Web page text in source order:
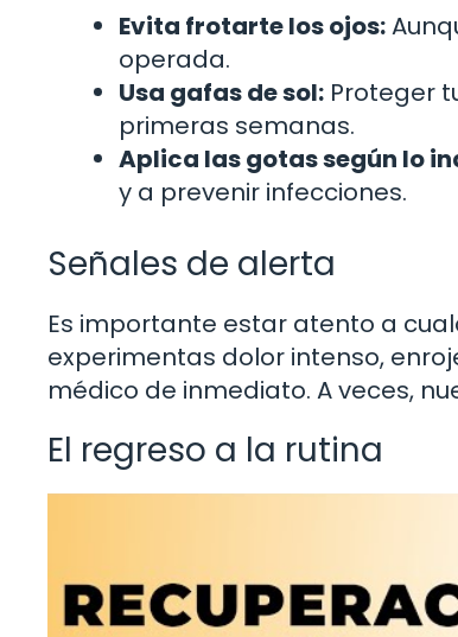
Evita frotarte los ojos:
operada.
Usa gafas de sol: Proteger
primeras semanas.
Aplica las gotas según lo
y a prevenir infecciones.
Señales de alerta
Es importante estar atento a
experimentas dolor intenso,
médico de inmediato. A veces,
El regreso a la rutina